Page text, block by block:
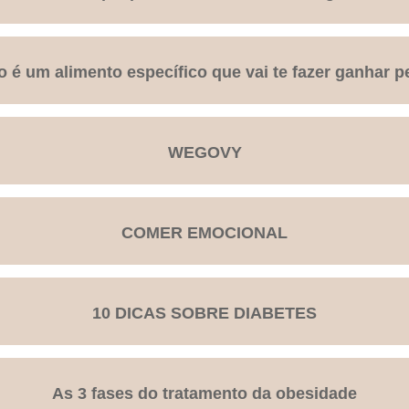
é um alimento específico que vai te fazer ganhar
WEGOVY
COMER EMOCIONAL
10 DICAS SOBRE DIABETES
As 3 fases do tratamento da obesidade